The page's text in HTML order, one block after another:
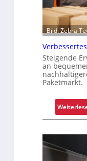
Bild: Zebra
Steigende
an
Paketmarkt.